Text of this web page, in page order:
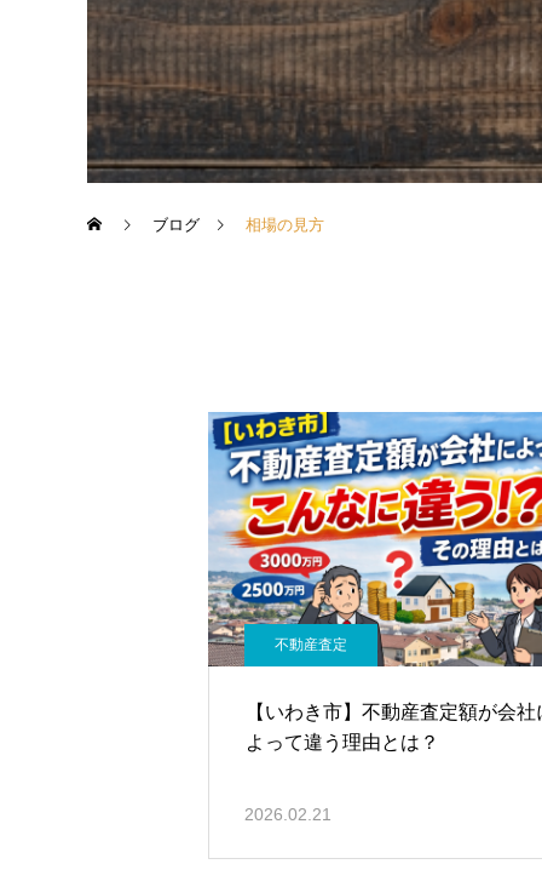
ブログ 相場の見方
不動産査定
【いわき市】不動産査定額が会社
よって違う理由とは？
2026.02.21